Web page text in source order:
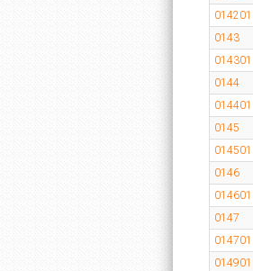
014201
0143
014301
0144
014401
0145
014501
0146
014601
0147
014701
014901